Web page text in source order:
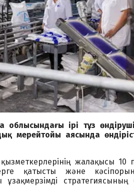
облысындағы ірі тұз
мерейтойы аясында
жалақысы 10
қатысты және
ұзақмерзімді стратегиясының